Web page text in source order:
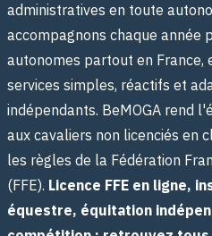
administratives en toute
accompagnons chaque année
autonomes partout en France,
services simples, réactifs et
indépendants. BeMOGA rend
aux cavaliers non licenciés en
les règles de la Fédération
(FFE). Licence FFE en ligne,
équestre, équitation